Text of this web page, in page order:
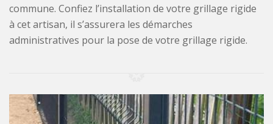
commune. Confiez l’installation de votre grillage rigide
à cet artisan, il s’assurera les démarches
administratives pour la pose de votre grillage rigide.